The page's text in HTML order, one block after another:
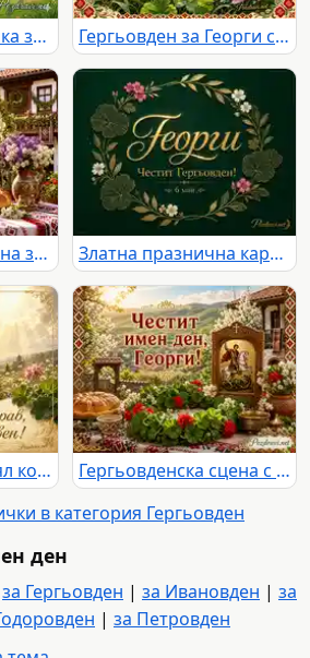
Празнична картичка за Гергьовден за Георги Гергьовден за Георги със слънчев кръст, църква, божури и български фолклорни мотиви
Гергьовденска сцена за имен ден на Георги с пита, цветя и традиционен български двор Златна празнична картичка за Георги с надпис „Честит Гергьовден!“ и дата 6 май
Свети Георги на бял кон с благослов за Георги на Гергьовден
Гергьовденска сцена с икона на Свети Георги и надпис „Честит имен ден, Георги!“
в категория Гергьовден
ден
за Гергьовден | за Ивановден | за
| за Петровден